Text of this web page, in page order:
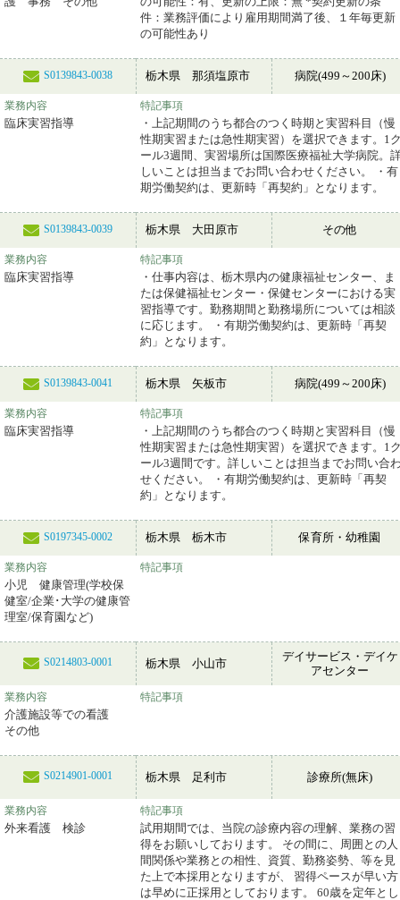
件：業務評価により雇用期間満了後、１年毎更新
の可能性あり
S0139843-0038 栃木県 那須塩原市 病院(499～200床)
業務内容
臨床実習指導
特記事項
・上記期間のうち都合のつく時期と実習科目（慢
性期実習または急性期実習）を選択できます。1
ール3週間、実習場所は国際医療福祉大学病院。
しいことは担当までお問い合わせください。 ・有
期労働契約は、更新時「再契約」となります。
S0139843-0039 栃木県 大田原市 その他
業務内容
臨床実習指導
特記事項
・仕事内容は、栃木県内の健康福祉センター、ま
たは保健福祉センター・保健センターにおける実
習指導です。勤務期間と勤務場所については相談
に応じます。 ・有期労働契約は、更新時「再契
約」となります。
S0139843-0041 栃木県 矢板市 病院(499～200床)
業務内容
臨床実習指導
特記事項
・上記期間のうち都合のつく時期と実習科目（慢
性期実習または急性期実習）を選択できます。1
ール3週間です。詳しいことは担当までお問い合
せください。 ・有期労働契約は、更新時「再契
約」となります。
S0197345-0002 栃木県 栃木市 保育所・幼稚園
業務内容
小児 健康管理(学校保
健室/企業･大学の健康管
理室/保育園など)
特記事項
S0214803-0001 栃木県 小山市
デイサービス・デイケ
アセンター
業務内容
介護施設等での看護
その他
特記事項
S0214901-0001 栃木県 足利市 診療所(無床)
業務内容
外来看護 検診
特記事項
試用期間では、当院の診療内容の理解、業務の習
得をお願いしております。 その間に、周囲との人
間関係や業務との相性、資質、勤務姿勢、等を見
た上で本採用となりますが、 習得ペースが早い方
は早めに正採用としております。 60歳を定年とし